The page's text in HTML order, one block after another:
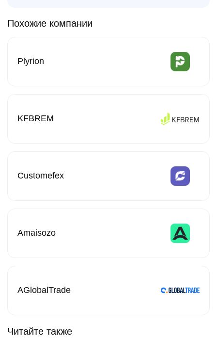
Похожие компании
Plyrion
KFBREM
Customefex
Amaisozo
AGlobalTrade
Читайте также